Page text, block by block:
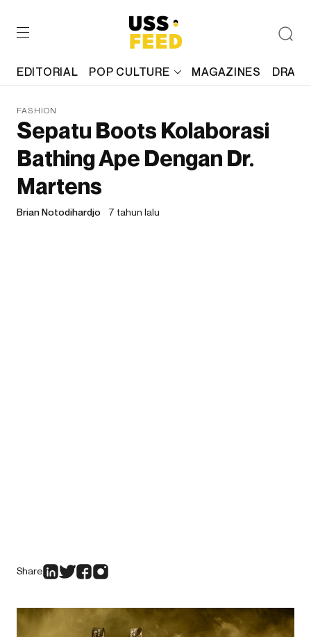
EDITORIAL POP CULTURE MAGAZINES
FASHION
Sepatu Boots Kolaborasi
Bathing Ape Dengan Dr.
Martens
Brian Notodihardjo 7 tahun lalu
Share